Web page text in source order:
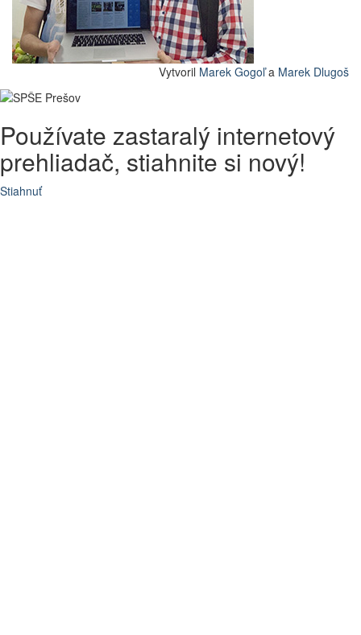
Vytvoril Marek Gogoľa Marek Dlugoš
Používate zastaralý internetový
prehliadač, stiahnite si nový!
Stiahnuť